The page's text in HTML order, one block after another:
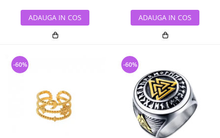
ADAUGA IN COS ADAUGA IN COS
-60% -60%